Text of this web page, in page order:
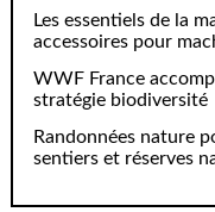
Les essentiels de la
accessoires pour
WWF France
stratégie biodiversité
Randonnées nature
sentiers et réserves